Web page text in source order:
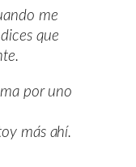
me
que
por uno
más ahí.